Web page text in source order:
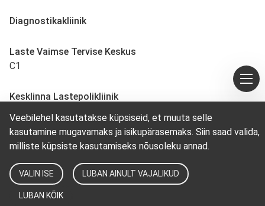
Veebilehel kasutatakse küpsiseid, et muuta selle
kasutamine mugavamaks ja isikupärasemaks. Siin saad valida,
milliste küpsiste kasutamiseks nõusoleku annad.
VALIN ISE LUBAN AINULT VAJALIKUD
LUBAN KÕIK
Diagnostikakliinik
Laste Vaimse Tervise Keskus
C1
Kesklinna Lastepolikliinik